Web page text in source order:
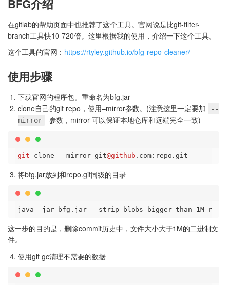
BFG介绍
在gitlab的帮助页面中也推荐了这个工具。官网说是比git-filter-
branch工具快10-720倍。这里根据我的使用，介绍一下这个工具。
这个工具的官网： https://rtyley.github.io/bfg-repo-cleaner/
使用步骤
下载官网的程序包。重命名为bfg.jar
clone自己的git repo，使用–mirror参数。(注意这里一定要加
--
mirror
参数，mirror 可以保证本地仓库和远端完全一致)
git clone --mirror git@github
将bfg.jar放到和repo.git同级的目录
java -jar bfg .jar --strip-blobs-bigger-than 1M repo
这一步的目的是，删除commit历史中，文件大小大于1M的二进制文
件。
使用git gc清理不需要的数据